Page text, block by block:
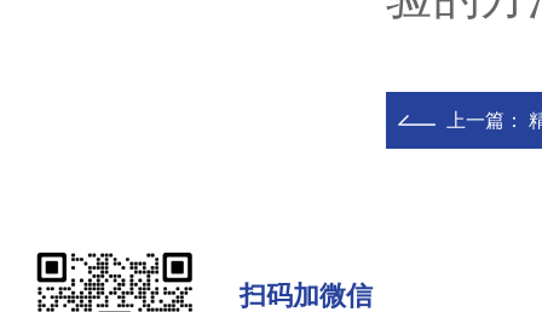
上一篇：
扫码加微信